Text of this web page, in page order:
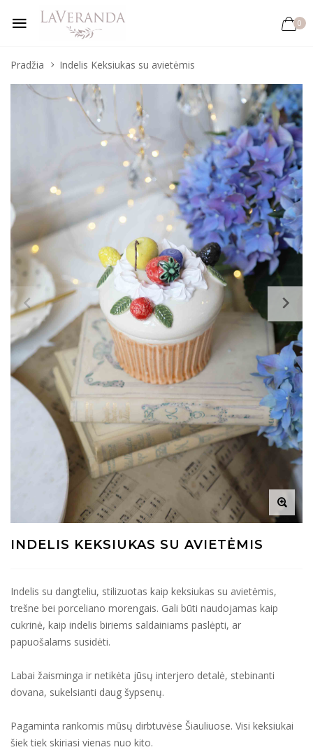
0
Pradžia Indelis Keksiukas su avietėmis
INDELIS KEKSIUKAS SU AVIETĖMIS
Indelis su dangteliu, stilizuotas kaip keksiukas su avietėmis,
trešne bei porceliano morengais. Gali būti naudojamas kaip
cukrinė, kaip indelis biriems saldainiams paslėpti, ar
papuošalams susidėti.
Labai žaisminga ir netikėta jūsų interjero detalė, stebinanti
dovana, sukelsianti daug šypsenų.
Pagaminta rankomis mūsų dirbtuvėse Šiauliuose. Visi keksiukai
šiek tiek skiriasi vienas nuo kito.